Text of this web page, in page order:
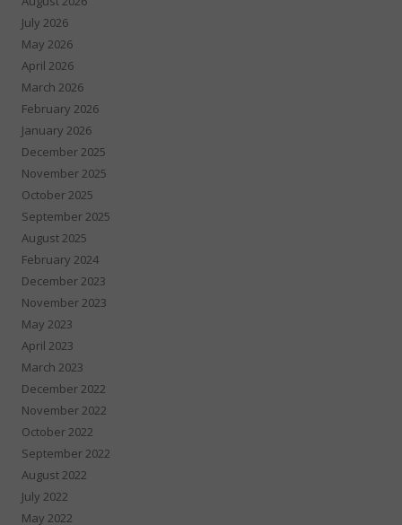
July 2026
May 2026
April 2026
March 2026
February 2026
January 2026
December 2025
November 2025
October 2025
September 2025
August 2025
February 2024
December 2023
November 2023
May 2023
April 2023
March 2023
December 2022
November 2022
October 2022
September 2022
August 2022
July 2022
May 2022